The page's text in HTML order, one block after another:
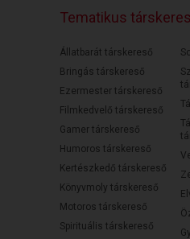
Tematikus
Állatbarát társkereső
Bringás társkereső
Ezermester társkereső
Filmkedvelő társkereső
Gamer társkereső
Humoros társkereső
Kertészkedő társkereső
Könyvmoly társkereső
Motoros társkereső
Spirituális társkereső